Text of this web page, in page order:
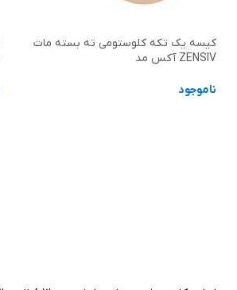
کیسه یک تکه کلوستومی ته بسته مات
ZENSIV آکس مد
ناموجود